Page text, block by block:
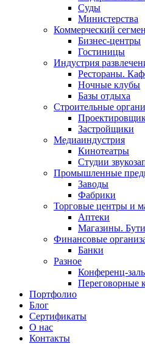
Суды
Министерства
Коммерческий
Бизнес-центры
Гостиницы
Индустрия
Рестораны.
Ночные клубы
Базы отдыха
Строительные
Застройщики
Медиаиндустрия
Кинотеатры
Студии
Промышленные
Заводы
Фабрики
Торговые центры и
Аптеки
Магазины.
Финансовые
Банки
Разное
Конференц-
Переговорные
Портфолио
Блог
Сертификаты
О нас
Контакты